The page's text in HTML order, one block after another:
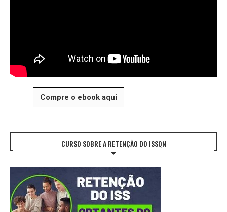
Compre o ebook aqui
CURSO SOBRE A RETENÇÃO DO ISSQN